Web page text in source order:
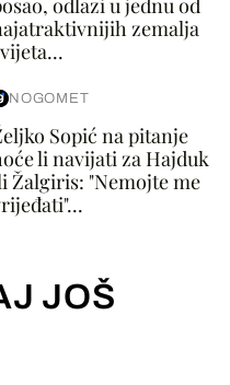
odlazi u jednu od
zemalja
NOGOMET
Sopić na pitanje
li navijati za Hajduk
Žalgiris: "Nemojte me
JOŠ